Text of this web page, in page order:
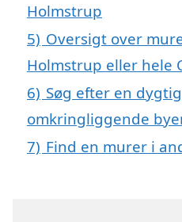
Holmstrup
5) Oversigt over
Holmstrup eller hele
6) Søg efter en
omkringliggende
7) Find en murer i